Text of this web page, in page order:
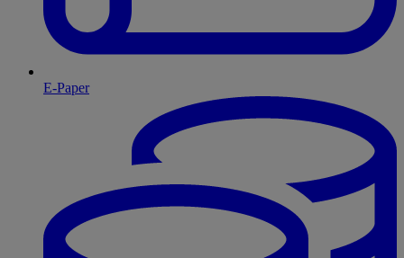
E-Paper